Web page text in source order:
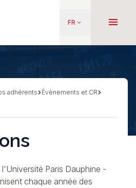
FR keyboard_arrow_down menu
adhérents
Évènements et CR
l'Université Paris Dauphine -
chaque année des